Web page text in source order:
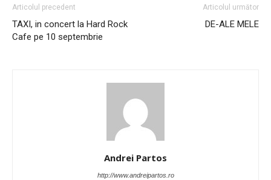
Articolul precedent
TAXI, in concert la Hard Rock
Cafe pe 10 septembrie
Articolul următor
DE-ALE MELE
Andrei Partos
http://www.andreipartos.ro